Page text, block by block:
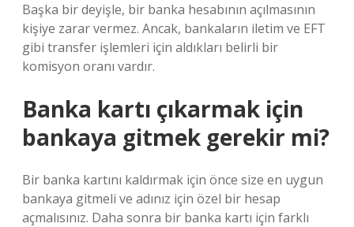
Başka bir deyişle, bir banka hesabının açılmasının
kişiye zarar vermez. Ancak, bankaların iletim ve EFT
gibi transfer işlemleri için aldıkları belirli bir
komisyon oranı vardır.
Banka kartı çıkarmak için
bankaya gitmek gerekir mi?
Bir banka kartını kaldırmak için önce size en uygun
bankaya gitmeli ve adınız için özel bir hesap
açmalısınız. Daha sonra bir banka kartı için farklı